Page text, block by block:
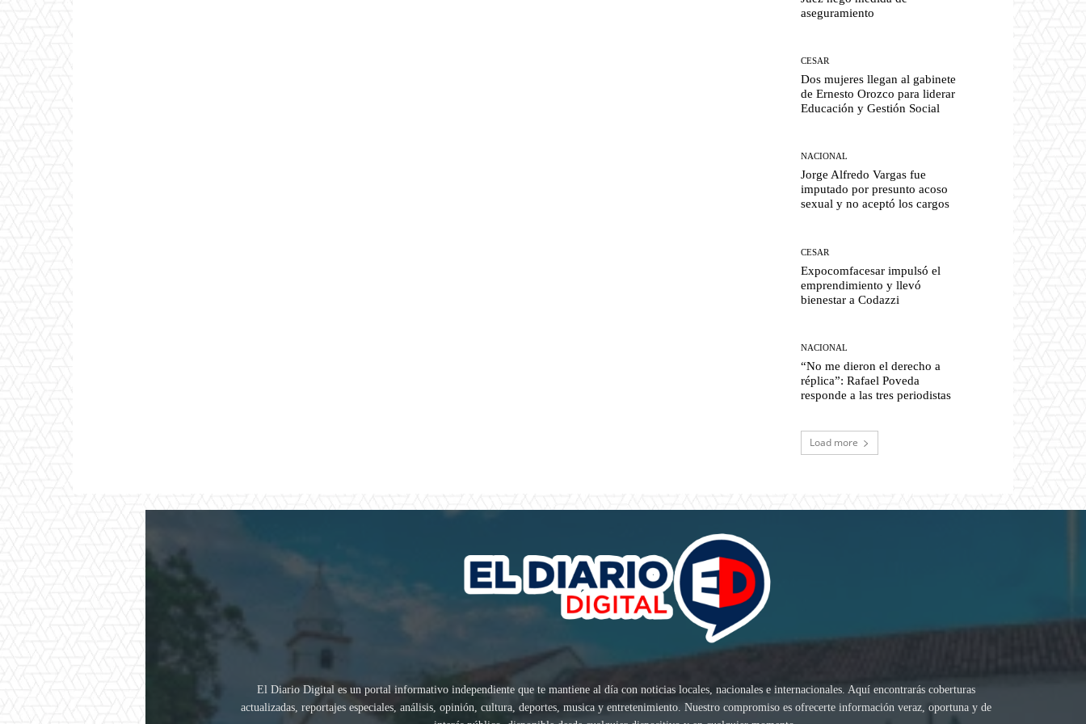
aseguramiento
CESAR
Dos mujeres llegan al gabinete
de Ernesto Orozco para liderar
Educación y Gestión Social
NACIONAL
Jorge Alfredo Vargas fue
imputado por presunto acoso
sexual y no aceptó los cargos
CESAR
Expocomfacesar impulsó el
emprendimiento y llevó
bienestar a Codazzi
NACIONAL
“No me dieron el derecho a
réplica”: Rafael Poveda
responde a las tres periodistas
Load more
El Diario Digital es un portal informativo independiente que te mantiene al día con noticias locales, nacionales e internacionales. Aquí encontrarás coberturas
actualizadas, reportajes especiales, análisis, opinión, cultura, deportes, musica y entretenimiento. Nuestro compromiso es ofrecerte información veraz, oportuna y de